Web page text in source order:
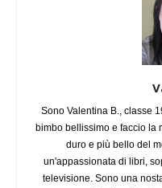
Sono Valentina B., classe
bimbo bellissimo e faccio la
duro e più bello del
un'appassionata di libri,
televisione. Sono una